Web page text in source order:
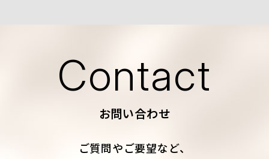
Contact
お問い合わせ
ご質問やご要望など、